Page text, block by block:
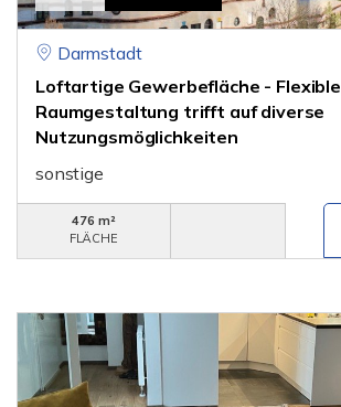
Darmstadt
Loftartige Gewerbefläche - Flexible
Raumgestaltung trifft auf di­verse
Nutzungsmöglichkeiten
sonstige
476 m²
FLÄCHE